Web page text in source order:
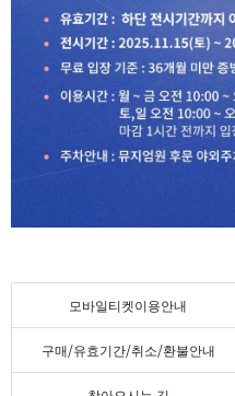
모바일티켓이용안내
구매/유효기간/취소/환불안내